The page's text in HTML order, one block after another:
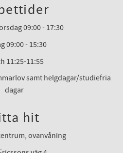
09:00 - 17:30
09:00 - 15:30
11:25-11:55
samt helgdagar/studiefria
dagar
hit
ovanvåning